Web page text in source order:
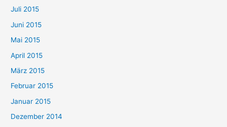
Juli 2015
Juni 2015
Mai 2015
April 2015
März 2015
Februar 2015
Januar 2015
Dezember 2014